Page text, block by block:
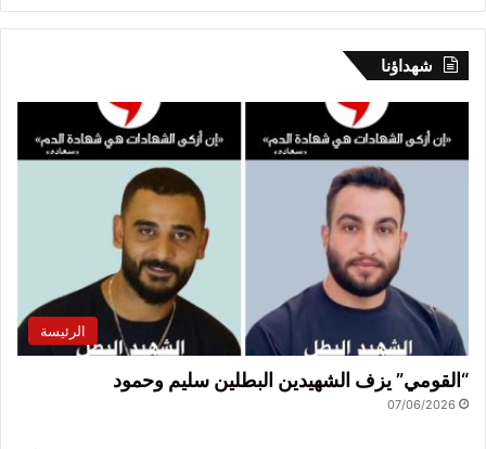
شهداؤنا
الرئيسة
“القومي” يزف الشهيدين البطلين سليم وحمود
07/06/2026